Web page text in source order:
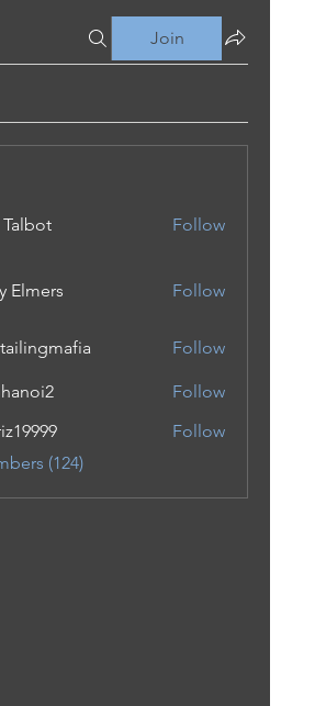
Join
Follow
Elmers Follow
Follow
Follow
Follow
(124)